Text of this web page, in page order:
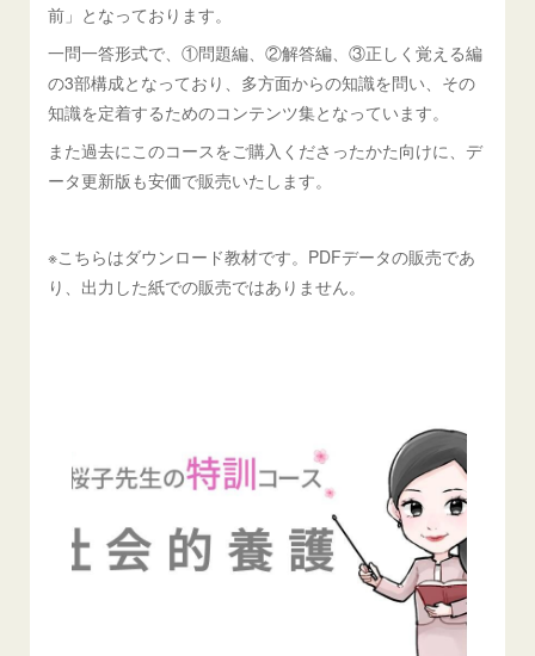
前」となっております。
一問一答形式で、①問題編、②解答編、③正しく覚える編
の3部構成となっており、多方面からの知識を問い、その
知識を定着するためのコンテンツ集となっています。
また過去にこのコースをご購入くださったかた向けに、デ
ータ更新版も安価で販売いたします。
※こちらはダウンロード教材です。PDFデータの販売であ
り、出力した紙での販売ではありません。